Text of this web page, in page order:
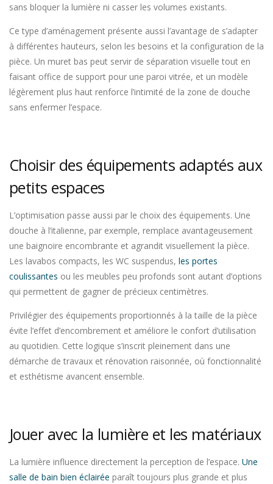
sans bloquer la lumière ni casser les volumes existants.
Ce type d’aménagement présente aussi l’avantage de s’adapter
à différentes hauteurs, selon les besoins et la configuration de la
pièce. Un muret bas peut servir de séparation visuelle tout en
faisant office de support pour une paroi vitrée, et un modèle
légèrement plus haut renforce l’intimité de la zone de douche
sans enfermer l’espace.
Choisir des équipements adaptés aux
petits espaces
L’optimisation passe aussi par le choix des équipements. Une
douche à l’italienne, par exemple, remplace avantageusement
une baignoire encombrante et agrandit visuellement la pièce.
Les lavabos compacts, les WC suspendus, les portes
coulissantes ou les meubles peu profonds sont autant d’options
qui permettent de gagner de précieux centimètres.
Privilégier des équipements proportionnés à la taille de la pièce
évite l’effet d’encombrement et améliore le confort d’utilisation
au quotidien. Cette logique s’inscrit pleinement dans une
démarche de travaux et rénovation raisonnée, où fonctionnalité
et esthétisme avancent ensemble.
Jouer avec la lumière et les matériaux
La lumière influence directement la perception de l’espace. Une
salle de bain bien éclairée paraît toujours plus grande et plus